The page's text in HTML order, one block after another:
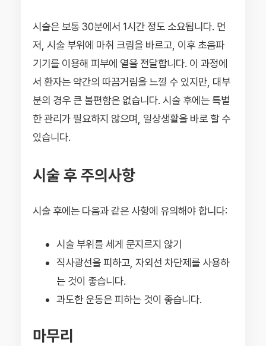
시술은 보통 30분에서 1시간 정도 소요됩니다. 먼
저, 시술 부위에 마취 크림을 바르고, 이후 초음파
기기를 이용해 피부에 열을 전달합니다. 이 과정에
서 환자는 약간의 따끔거림을 느낄 수 있지만, 대부
분의 경우 큰 불편함은 없습니다. 시술 후에는 특별
한 관리가 필요하지 않으며, 일상생활을 바로 할 수
있습니다.
시술 후 주의사항
시술 후에는 다음과 같은 사항에 유의해야 합니다:
시술 부위를 세게 문지르지 않기
직사광선을 피하고, 자외선 차단제를 사용하
는 것이 좋습니다.
과도한 운동은 피하는 것이 좋습니다.
마무리